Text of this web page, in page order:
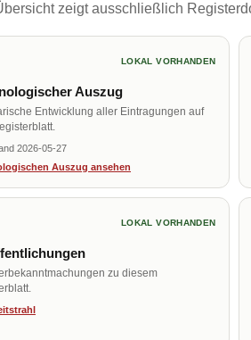
zeigt ausschließlich
LOKAL VORHANDEN
Auszug
Entwicklung aller Eintragungen auf
2026-05-27
Auszug ansehen
LOKAL VORHANDEN
zu diesem